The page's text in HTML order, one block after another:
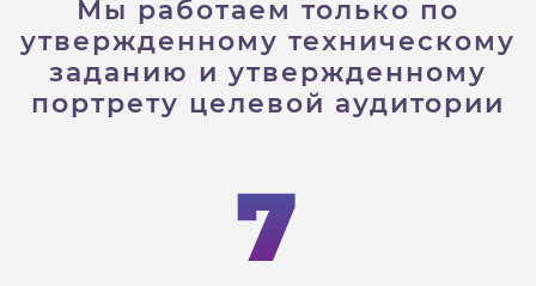
Мы работаем только по
утвержденному техническому
заданию и утвержденному
портрету целевой аудитории
7